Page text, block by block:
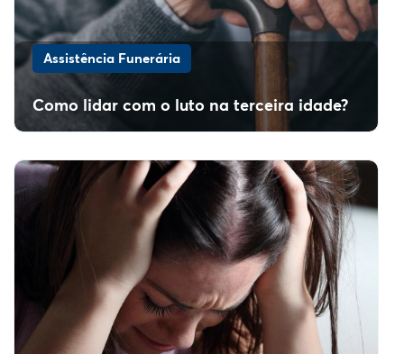
Assistência Funerária
Como lidar com o luto na terceira idade?